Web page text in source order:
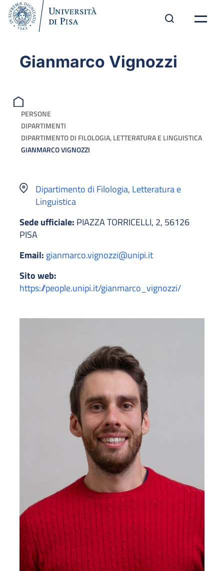
Gianmarco Vignozzi
PERSONE
DIPARTIMENTI
DIPARTIMENTO DI FILOLOGIA, LETTERATURA E LINGUISTICA
GIANMARCO VIGNOZZI
Dipartimento di Filologia, Letteratura e
Linguistica
Sede ufficiale: PIAZZA TORRICELLI, 2, 56126
PISA
Email: gianmarco.vignozzi@unipi.it
Sito web:
https://people.unipi.it/gianmarco_vignozzi/